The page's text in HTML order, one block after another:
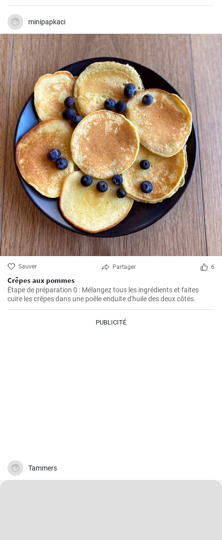
minipapkaci
Sauver Partager 6
Crêpes aux pommes
Étape de préparation 0 : Mélangez tous les ingrédients et faites
cuire les crêpes dans une poêle enduite d'huile des deux côtés.
PUBLICITÉ
Tammers